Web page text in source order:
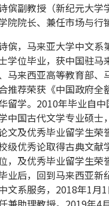
傧副教授（新纪元大学
院院长、兼任市场与行
傧，马来亚大学中文系
学位毕业，获中国驻马
马来西亚高等教育部、
推荐荣获《中国政府全
留学。2010年毕业自
中国古代文学专业硕士
文及优秀毕业留学生荣
级优秀论取得古典文献
，及优秀毕业留学生荣
业后，回到马来西亚新
文系服务，2018年1月